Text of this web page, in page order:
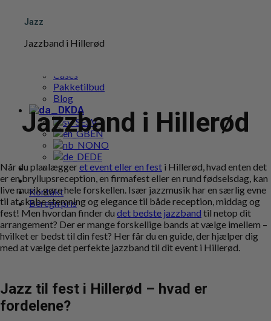
Pris
Cases
Pakketilbud
Blog
DA
SV
EN
NO
DE
Kontakt
Beregn pris
Jazz
Jazzband i Hillerød
Jazzband i Hillerød
Når du planlæggeret event eller en fest i Hillerød, hvad enten det
er en bryllupsreception, en firmafest eller en rund fødselsdag, kan
live musik gøre hele forskellen. Især jazzmusik har en særlig evne
til at skabe stemning og elegance til både reception, middag og
fest! Men hvordan finder du det bedste jazzband til netop dit
arrangement? Der er mange forskellige bands at vælge imellem –
hvilket er bedst til din fest? Her får du en guide, der hjælper dig
med at vælge det perfekte jazzband til dit event i Hillerød.
Jazz til fest i Hillerød – hvad er
fordelene?